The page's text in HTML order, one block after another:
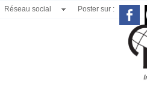
Réseau social Poster sur :